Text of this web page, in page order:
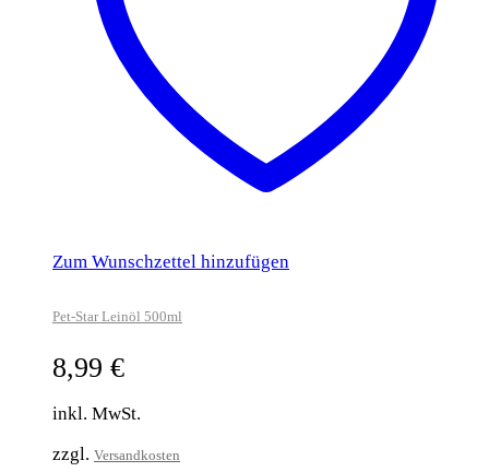
Zum Wunschzettel hinzufügen
Pet-Star Leinöl 500ml
8,99 €
inkl. MwSt.
zzgl. Versandkosten